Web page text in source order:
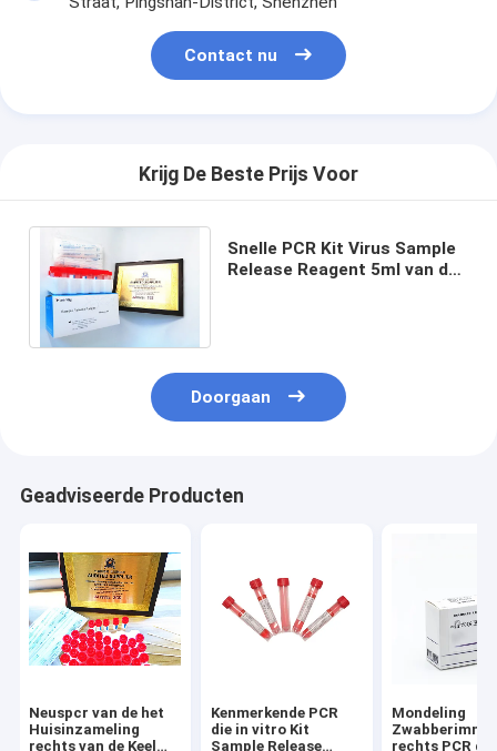
Contact nu
Krijg De Beste Prijs Voor
Snelle PCR Kit Virus Sample
Release Reagent 5ml van de
Doorgaan
Geadviseerde Producten
Neuspcr van de het
Huisinzameling
rechts van de Keel
Kenmerkende PCR
die in vitro Kit
Sample Release
Mondeling
rechts PCR de